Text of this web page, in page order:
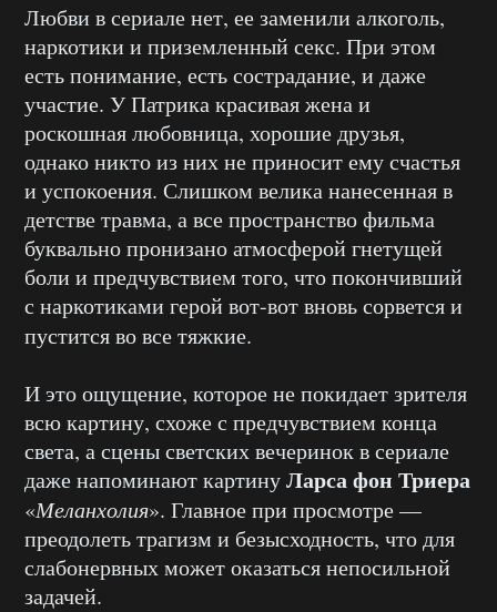
Любви в сериале нет, ее заменили алкоголь,
наркотики и приземленный секс. При этом
есть понимание, есть сострадание, и даже
участие. У Патрика красивая жена и
роскошная любовница, хорошие друзья,
однако никто из них не приносит ему счастья
и успокоения. Слишком велика нанесенная в
детстве травма, а все пространство фильма
буквально пронизано атмосферой гнетущей
боли и предчувствием того, что покончивший
с наркотиками герой вот-вот вновь сорвется и
пустится во все тяжкие.
И это ощущение, которое не покидает зрителя
всю картину, схоже с предчувствием конца
света, а сцены светских вечеринок в сериале
даже напоминают картинуЛарса фон Триера
«Меланхолия». Главное при просмотре —
преодолеть трагизм и безысходность, что для
слабонервных может оказаться непосильной
задачей.